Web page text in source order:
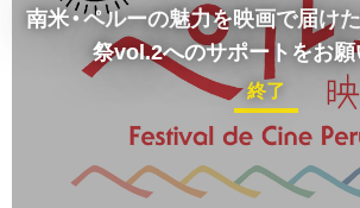
南米・ペルーの魅力を映画で届けた
祭vol.2へのサポートをお
終了